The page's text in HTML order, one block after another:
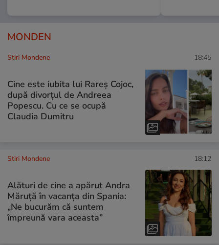
MONDEN
Stiri Mondene 18:45
Cine este iubita lui Rareș Cojoc,
după divorțul de Andreea
Popescu. Cu ce se ocupă
Claudia Dumitru
Stiri Mondene 18:12
Alături de cine a apărut Andra
Măruță în vacanța din Spania:
„Ne bucurăm că suntem
împreună vara aceasta”